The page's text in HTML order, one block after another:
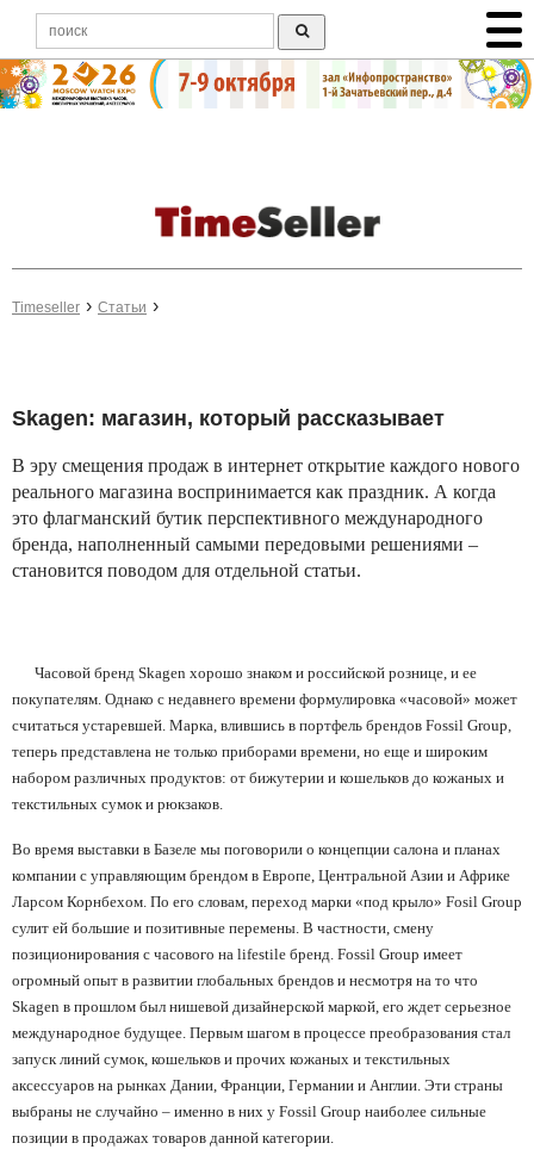
Timeseller Статьи
Skagen: магазин, который рассказывает
В эру смещения продаж в интернет открытие каждого нового
реального магазина воспринимается как праздник. А когда
это флагманский бутик перспективного международного
бренда, наполненный самыми передовыми решениями –
становится поводом для отдельной статьи.
Часовой бренд Skagen хорошо знаком и российской рознице, и ее
покупателям. Однако с недавнего времени формулировка «часовой» может
считаться устаревшей. Марка, влившись в портфель брендов Fossil Group,
теперь представлена не только приборами времени, но еще и широким
набором различных продуктов: от бижутерии и кошельков до кожаных и
текстильных сумок и рюкзаков.
Во время выставки в Базеле мы поговорили о концепции салона и планах
компании с управляющим брендом в Европе, Центральной Азии и Африке
Ларсом Корнбехом. По его словам, переход марки «под крыло» Fosil Group
сулит ей большие и позитивные перемены. В частности, смену
позиционирования с часового на lifestile бренд. Fossil Group имеет
огромный опыт в развитии глобальных брендов и несмотря на то что
Skagen в прошлом был нишевой дизайнерской маркой, его ждет серьезное
международное будущее. Первым шагом в процессе преобразования стал
запуск линий сумок, кошельков и прочих кожаных и текстильных
аксессуаров на рынках Дании, Франции, Германии и Англии. Эти страны
выбраны не случайно – именно в них у Fossil Group наиболее сильные
позиции в продажах товаров данной категории.